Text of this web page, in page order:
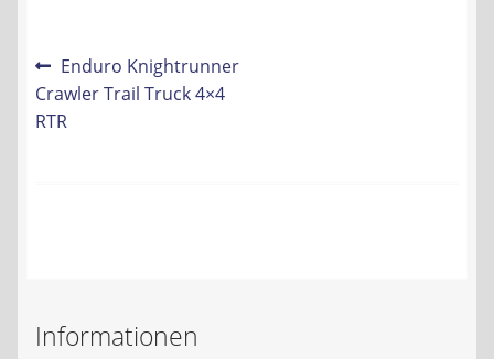
AGB
Widerrufsbelehrung
Beitrags-
Navigation
Vorheriger
Beitrag:
Enduro Knightrunner
Crawler Trail Truck 4×4
RTR
Informationen